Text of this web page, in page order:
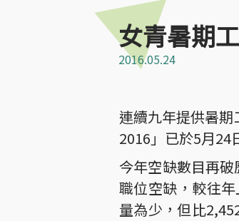
女青暑期
2016.05.24
連續九年提供暑期
2016」已於5月24
今年空缺數目再
職位空缺，較往
量為少，但比